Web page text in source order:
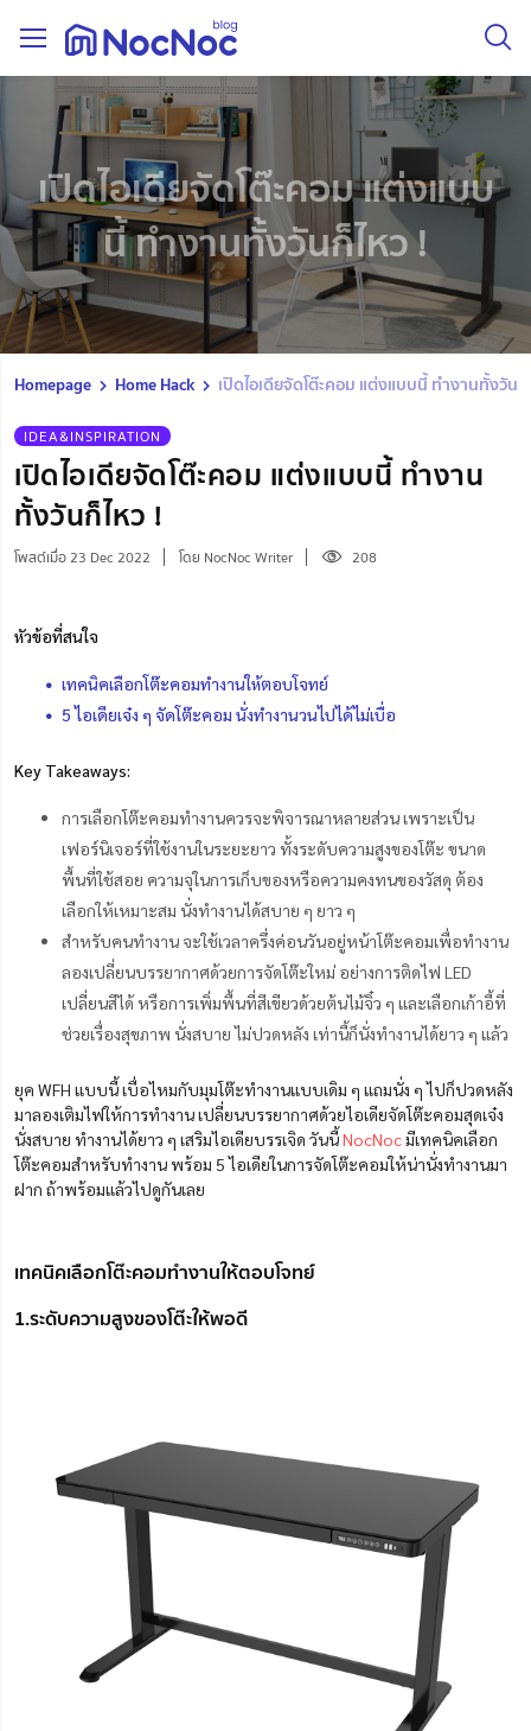
เปิดไอเดียจัดโต๊ะคอม แต่งแบบ
นี้ ทำงานทั้งวันก็ไหว !
Homepage Home Hack เปิดไอเดียจัดโต๊ะคอม แต่งแบบนี้ ทำงานทั้งวันก็
IDEA&INSPIRATION
เปิดไอเดียจัดโต๊ะคอม แต่งแบบนี้ ทำงาน
ทั้งวันก็ไหว !
โพสต์เมื่อ 23 Dec 2022 โดย NocNoc Writer 208
หัวข้อที่สนใจ
เทคนิคเลือกโต๊ะคอมทำงานให้ตอบโจทย์
5 ไอเดียเจ๋ง ๆ จัดโต๊ะคอม นั่งทำงานวนไปได้ไม่เบื่อ
Key Takeaways:
การเลือกโต๊ะคอมทำงานควรจะพิจารณาหลายส่วน เพราะเป็น
เฟอร์นิเจอร์ที่ใช้งานในระยะยาว ทั้งระดับความสูงของโต๊ะ ขนาด
พื้นที่ใช้สอย ความจุในการเก็บของหรือความคงทนของวัสดุ ต้อง
เลือกให้เหมาะสม นั่งทำงานได้สบาย ๆ ยาว ๆ
สำหรับคนทำงาน จะใช้เวลาครึ่งค่อนวันอยู่หน้าโต๊ะคอมเพื่อทำงาน
ลองเปลี่ยนบรรยากาศด้วยการจัดโต๊ะใหม่ อย่างการติดไฟ LED
เปลี่ยนสีได้ หรือการเพิ่มพื้นที่สีเขียวด้วยต้นไม้จิ๋ว ๆ และเลือกเก้าอี้ที่
ช่วยเรื่องสุขภาพ นั่งสบาย ไม่ปวดหลัง เท่านี้ก็นั่งทำงานได้ยาว ๆ แล้ว
ยุค WFH แบบนี้ เบื่อไหมกับมุมโต๊ะทำงานแบบเดิม ๆ แถมนั่ง ๆ ไปก็ปวดหลัง
มาลองเติมไฟให้การทำงาน เปลี่ยนบรรยากาศด้วยไอเดียจัดโต๊ะคอมสุดเจ๋ง
นั่งสบาย ทำงานได้ยาว ๆ เสริมไอเดียบรรเจิด วันนี้NocNocมีเทคนิคเลือก
โต๊ะคอมสำหรับทำงาน พร้อม 5 ไอเดียในการจัดโต๊ะคอมให้น่านั่งทำงานมา
ฝาก ถ้าพร้อมแล้วไปดูกันเลย
เทคนิคเลือกโต๊ะคอมทำงานให้ตอบโจทย์
1.ระดับความสูงของโต๊ะให้พอดี